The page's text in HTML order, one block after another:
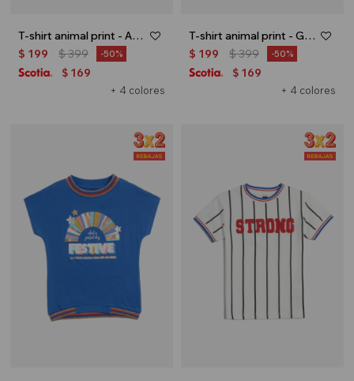
T-shirt animal print - Amarillo
+ 4 colores
$ 199 $399 50
$ 169
T-shirt animal print - Gris oscuro
+ 4 colores
$ 199 $399 50
$ 169